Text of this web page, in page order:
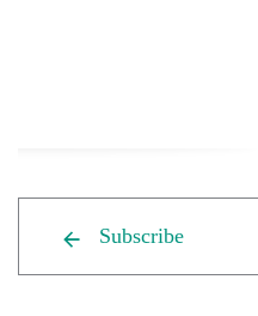
Subscribe